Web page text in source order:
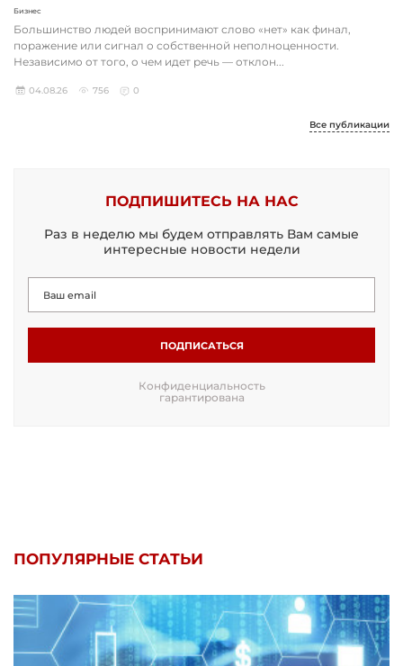
Бизнес
Большинство людей воспринимают слово «нет» как финал,
поражение или сигнал о собственной неполноценности.
Независимо от того, о чем идет речь — отклон...
04.08.26 756 0
Все публикации
ПОДПИШИТЕСЬ НА НАС
Раз в неделю мы будем отправлять Вам самые
интересные новости недели
ПОДПИСАТЬСЯ
Конфиденциальность
гарантирована
ПОПУЛЯРНЫЕ СТАТЬИ